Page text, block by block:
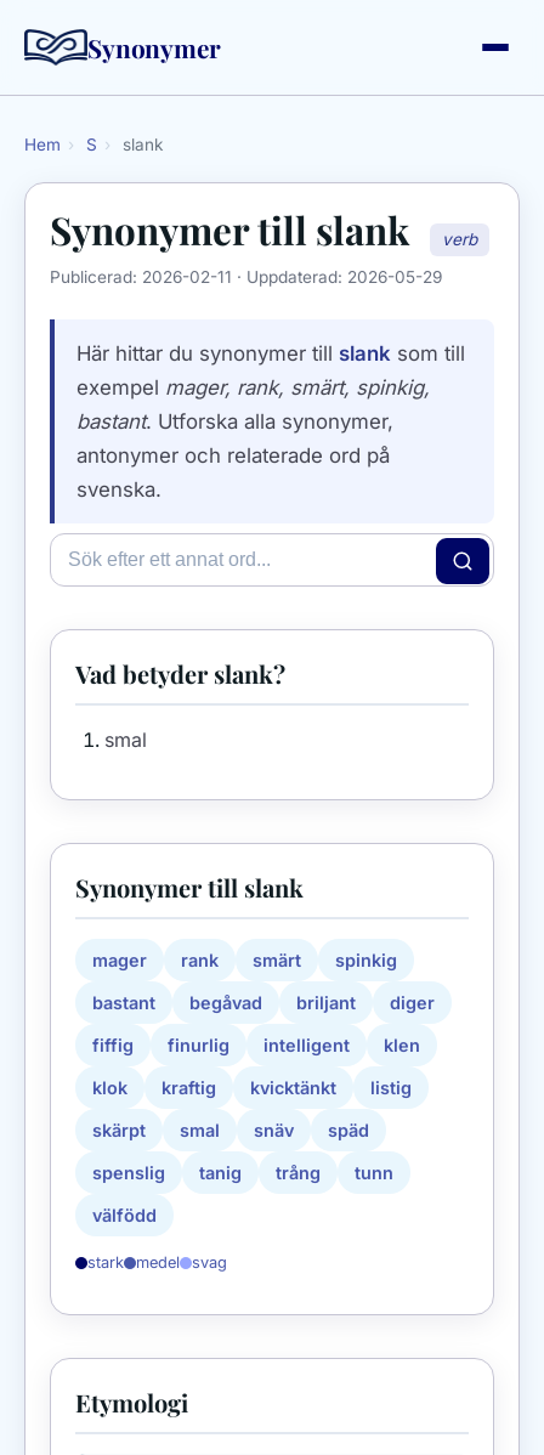
Synonymer
Hem › S › slank
Synonymer till slank
verb
Publicerad: 2026-02-11 · Uppdaterad: 2026-05-29
Här hittar du synonymer till slank som till
exempel mager, rank, smärt, spinkig,
bastant. Utforska alla synonymer,
antonymer och relaterade ord på
svenska.
Vad betyder slank?
smal
Synonymer till slank
mager rank smärt spinkig
bastant begåvad briljant diger
fiffig finurlig intelligent klen
klok kraftig kvicktänkt listig
skärpt smal snäv späd
spenslig tanig trång tunn
välfödd
stark medel svag
Etymologi